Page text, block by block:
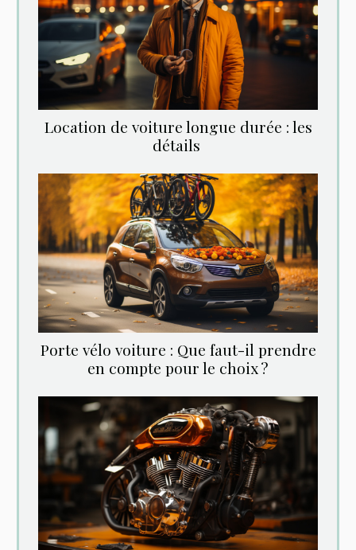
Location‌ ‌de‌ ‌voiture‌ ‌longue‌ ‌durée‌ ‌:‌ ‌les‌
‌détails‌ ‌
Porte vélo voiture : Que faut-il prendre
en compte pour le choix ?